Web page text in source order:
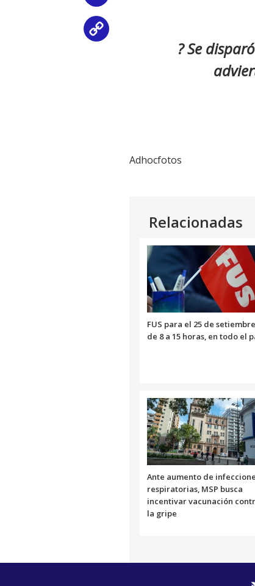
? Se
Adhocfotos
Relacionadas
FUS para el 25 de
de 8 a 15 horas, en todo el
Ante aumento de
respiratorias, MSP busca
incentivar vacunación
la gripe